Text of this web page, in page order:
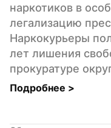
наркотиков в
легализацию
Наркокурьеры
лет лишения
прокуратуре
Подробнее >